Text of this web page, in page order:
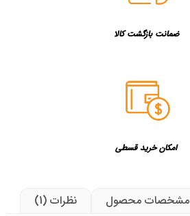
ضمانت بازگشت کالا
امکان خرید قسطی
مشخصات محصول نظرات (1)